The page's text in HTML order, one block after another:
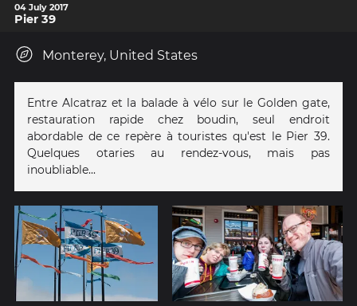
04 July 2017
Pier 39
Monterey, United States
Entre Alcatraz et la balade à vélo sur le Golden gate,
restauration rapide chez boudin, seul endroit
abordable de ce repère à touristes qu'est le Pier 39.
Quelques otaries au rendez-vous, mais pas
inoubliable...